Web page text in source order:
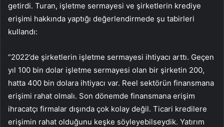
getirdi. Turan, işletme sermayesi ve şirketlerin krediye
erişimi hakkında yaptığı değerlendirmede şu tabirleri
kullandı:
“2022’de şirketlerin işletme sermayesi ihtiyacı arttı. Geçen
yıl 100 bin dolar işletme sermayesi olan bir şirketin 200,
hatta 400 bin dolara ihtiyacı var. Reel sektörün finansmana
erişimi rahat olmalı. Son dönemde finansmana erişim
ihracatçı firmalar dışında çok kolay değil. Ticari kredilere
erişimin rahat olduğunu keşke söyleyebilseydik. Yatırım